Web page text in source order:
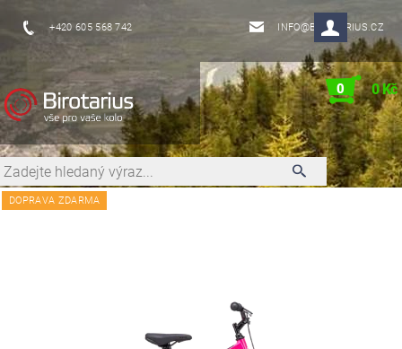
+420 605 568 742 INFO@BIROTARIUS.CZ
0 0 Kč
DOPRAVA ZDARMA